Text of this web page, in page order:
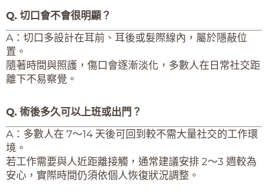
Q. 切口會不會很明顯？
A：切口多設計在耳前、耳後或髮際線內，屬於隱蔽位
置。
隨著時間與照護，傷口會逐漸淡化，多數人在日常社交距
離下不易察覺。
Q. 術後多久可以上班或出門？
A：多數人在 7～14 天後可回到較不需大量社交的工作環
境。
若工作需要與人近距離接觸，通常建議安排 2～3 週較為
安心，實際時間仍須依個人恢復狀況調整。